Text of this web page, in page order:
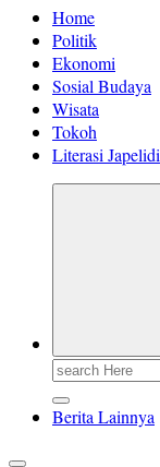
Home
Politik
Ekonomi
Sosial Budaya
Wisata
Tokoh
Literasi Japelidi
Search
Berita Lainnya